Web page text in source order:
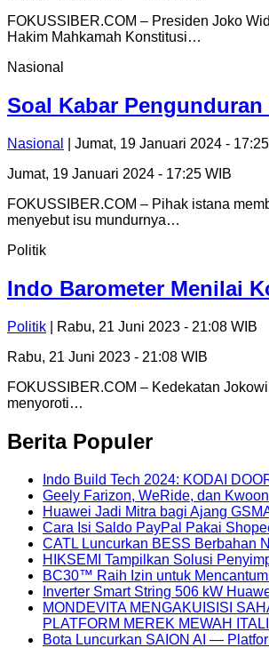
FOKUSSIBER.COM – Presiden Joko
Hakim Mahkamah Konstitusi…
Nasional
Soal Kabar
Nasional
| Jumat, 19 Januari 2024 -
Jumat, 19 Januari 2024 - 17:25 WIB
FOKUSSIBER.COM – Pihak istana
menyebut isu mundurnya…
Politik
Indo Barometer Menilai
Politik | Rabu, 21 Juni 2023 - 21:08 WIB
Rabu, 21 Juni 2023 - 21:08 WIB
FOKUSSIBER.COM – Kedekatan
menyoroti…
Berita Populer
Indo Build Tech 2024: KODAI
Geely Farizon, WeRide, dan
Huawei Jadi Mitra bagi Ajang
Cara Isi Saldo PayPal Pakai
CATL Luncurkan BESS Berbahan
HIKSEMI Tampilkan Solusi
BC30™ Raih Izin untuk
Inverter Smart String 506 kW
MONDEVITA MENGAKUISISI
PLATFORM MEREK MEWAH
Bota Luncurkan SAION AI —